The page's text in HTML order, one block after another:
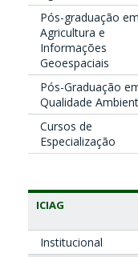
Pós-graduação em
Agricultura e
Informações
Geoespaciais
Pós-Graduação
Qualidade
Cursos de
Especialização
ICIAG
Institucional